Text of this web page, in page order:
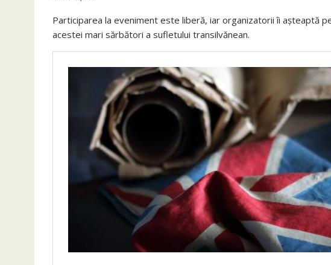
Participarea la eveniment este liberă, iar organizatorii îi așteaptă
acestei mari sărbători a sufletului transilvănean.